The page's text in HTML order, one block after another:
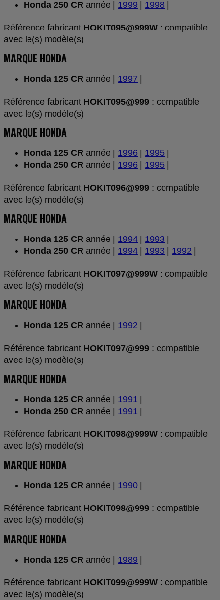
Honda 250 CR année | 1999 | 1998 |
Référence fabricant HOKIT095@999W : compatible
avec le(s) modèle(s)
MARQUE HONDA
Honda 125 CR année | 1997
Référence fabricant HOKIT095@999 : compatible
avec le(s) modèle(s)
MARQUE HONDA
Honda 125 CR année | 1996 1995
Honda 250 CR année | 1996 1995
Référence fabricant HOKIT096@999 : compatible
avec le(s) modèle(s)
MARQUE HONDA
Honda 125 CR année | 1994 1993
Honda 250 CR année | 1994 1993 1992
Référence fabricant HOKIT097@999W : compatible
avec le(s) modèle(s)
MARQUE HONDA
Honda 125 CR année | 1992
Référence fabricant HOKIT097@999 : compatible
avec le(s) modèle(s)
MARQUE HONDA
Honda 125 CR année | 1991 |
Honda 250 CR année | 1991 |
Référence fabricant HOKIT098@999W : compatible
avec le(s) modèle(s)
MARQUE HONDA
Honda 125 CR année | 1990 |
Référence fabricant HOKIT098@999 : compatible
avec le(s) modèle(s)
MARQUE HONDA
Honda 125 CR année | 1989 |
Référence fabricant HOKIT099@999W : compatible
avec le(s) modèle(s)